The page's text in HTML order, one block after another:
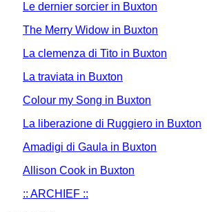
Le dernier sorcier in Buxton
The Merry Widow in Buxton
La clemenza di Tito in Buxton
La traviata in Buxton
Colour my Song in Buxton
La liberazione di Ruggiero in Buxton
Amadigi di Gaula in Buxton
Allison Cook in Buxton
:: ARCHIEF ::